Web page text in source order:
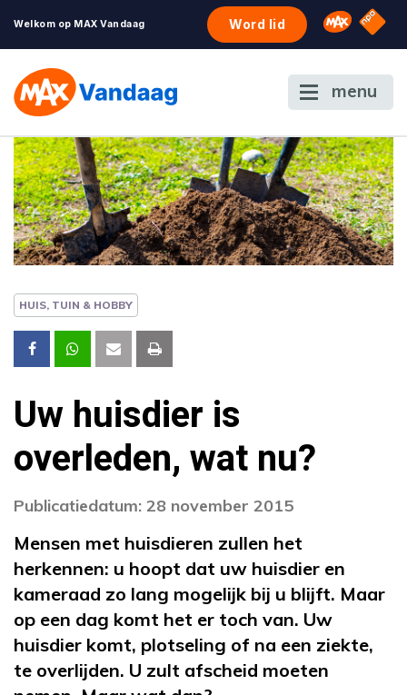
Welkom op MAX Vandaag Word lid Omroep
NPO
menu
HUIS, TUIN & HOBBY
Uw huisdier is
overleden, wat nu?
Publicatiedatum: 28 november 2015
Mensen met huisdieren zullen het
herkennen: u hoopt dat uw huisdier en
kameraad zo lang mogelijk bij u blijft. Maar
op een dag komt het er toch van. Uw
huisdier komt, plotseling of na een ziekte,
te overlijden. U zult afscheid moeten